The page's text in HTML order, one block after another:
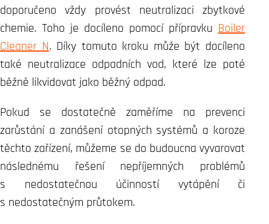
doporučeno vždy provést neutralizaci zbytkové
chemie. Toho je docíleno pomocí přípravku Boiler
Cleaner N. Díky tomuto kroku může být docíleno
také neutralizace odpadních vod, které lze poté
běžně likvidovat jako běžný odpad.
Pokud se dostatečně zaměříme na prevenci
zarůstání a zanášení otopných systémů a koroze
těchto zařízení, můžeme se do budoucna vyvarovat
následnému řešení nepříjemných problémů
s nedostatečnou účinností vytápění či
s nedostatečným průtokem.